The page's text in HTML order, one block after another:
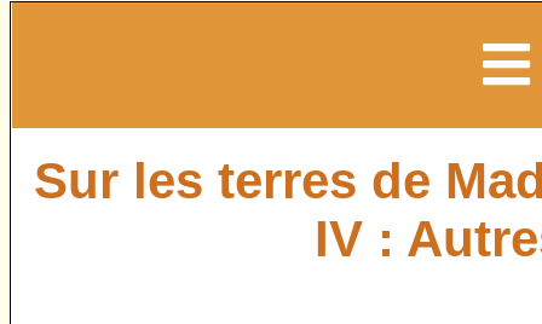
Sur les terres de
IV :